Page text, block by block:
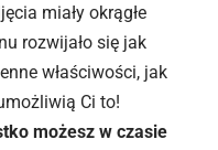
miały okrągłe
rozwijało się jak
właściwości, jak
Ci to!
możesz w czasie